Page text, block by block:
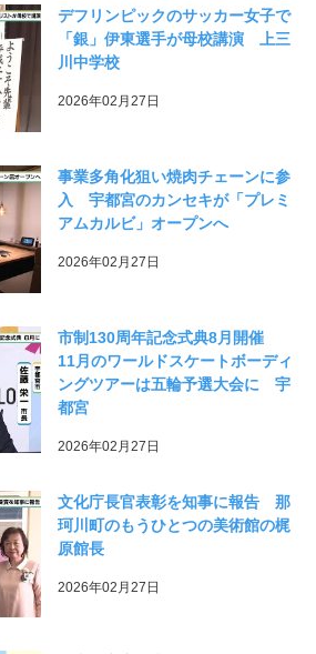
デフリンピックのサッカー女子で
「銀」伊東選手が母校講演 上三
川中学校
2026年02月27日
事業多角化狙い焼肉チェーンに参
入 宇都宮のカンセキが「プレミ
アムカルビ」オープンへ
2026年02月27日
市制130周年記念式典8月開催
11月のワールドスケートボーディ
ングツアーは五輪予選大会に 宇
都宮
2026年02月27日
文化庁長官表彰を知事に報告 那
珂川町のもうひとつの美術館の梶
原館長
2026年02月27日